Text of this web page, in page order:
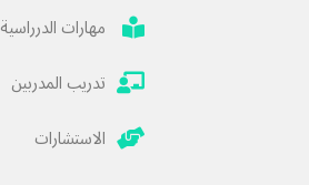
مهارات الدرراسية
تدريب المدربين
الاستشارات